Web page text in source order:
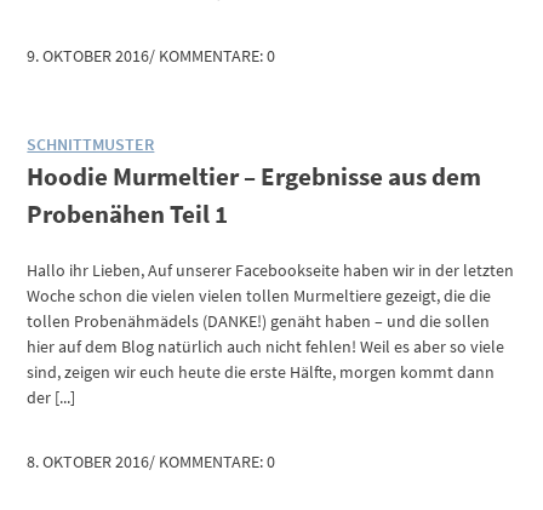
9. OKTOBER 2016/ KOMMENTARE: 0
SCHNITTMUSTER
Hoodie Murmeltier – Ergebnisse aus dem
Probenähen Teil 1
Hallo ihr Lieben, Auf unserer Facebookseite haben wir in der letzten
Woche schon die vielen vielen tollen Murmeltiere gezeigt, die die
tollen Probenähmädels (DANKE!) genäht haben – und die sollen
hier auf dem Blog natürlich auch nicht fehlen! Weil es aber so viele
sind, zeigen wir euch heute die erste Hälfte, morgen kommt dann
der [...]
8. OKTOBER 2016/ KOMMENTARE: 0